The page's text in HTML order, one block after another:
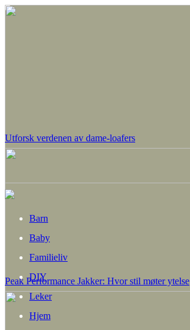
Utforsk verdenen av dame-loafers
Peak Performance Jakker: Hvor stil møter ytelse
Barn
Baby
Familieliv
DIY
Leker
Hjem